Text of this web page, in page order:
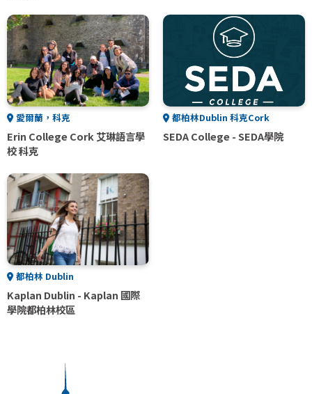
愛爾蘭，科克
Erin College Cork 艾琳語言學
校 科克
都柏林Dublin 科克Cork
SEDA College - SEDA學院
都柏林 Dublin
Kaplan Dublin - Kaplan 國際
學院都柏林校區